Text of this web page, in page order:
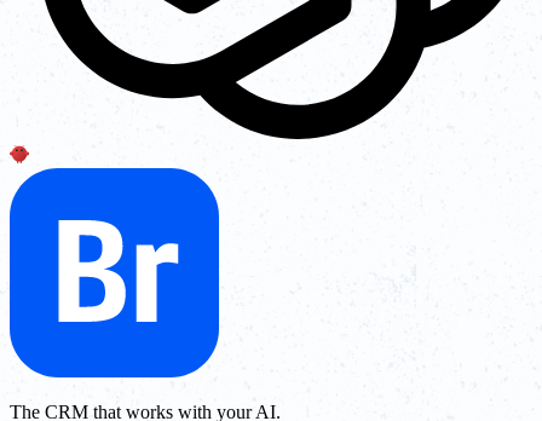
The CRM that works with your AI.